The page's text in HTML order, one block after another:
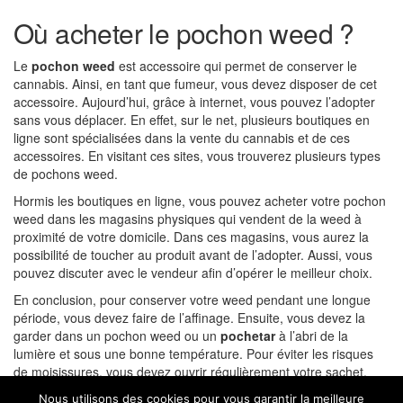
Où acheter le pochon weed ?
Le pochon weed est accessoire qui permet de conserver le
cannabis. Ainsi, en tant que fumeur, vous devez disposer de cet
accessoire. Aujourd’hui, grâce à internet, vous pouvez l’adopter
sans vous déplacer. En effet, sur le net, plusieurs boutiques en
ligne sont spécialisées dans la vente du cannabis et de ces
accessoires. En visitant ces sites, vous trouverez plusieurs types
de pochons weed.
Hormis les boutiques en ligne, vous pouvez acheter votre pochon
weed dans les magasins physiques qui vendent de la weed à
proximité de votre domicile. Dans ces magasins, vous aurez la
possibilité de toucher au produit avant de l’adopter. Aussi, vous
pouvez discuter avec le vendeur afin d’opérer le meilleur choix.
En conclusion, pour conserver votre weed pendant une longue
période, vous devez faire de l’affinage. Ensuite, vous devez la
garder dans un pochon weed ou un pochetarà l’abri de la
lumière et sous une bonne température. Pour éviter les risques
de moisissures, vous devez ouvrir régulièrement votre sachet.
Nous utilisons des cookies pour vous garantir la meilleure